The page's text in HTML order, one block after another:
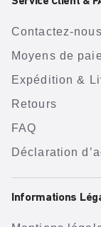
Contactez-nous
Moyens de
Expédition &
Retours
FAQ
Déclaration
Informations